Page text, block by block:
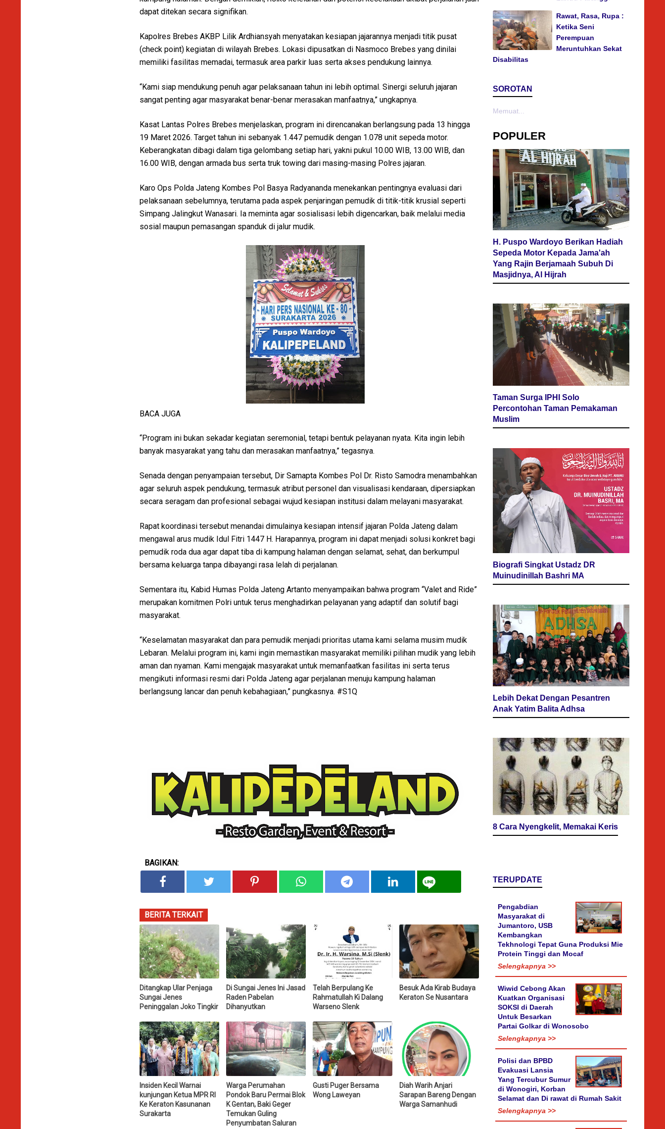
dapat ditekan secara signifikan.
Kapolres Brebes AKBP Lilik Ardhiansyah menyatakan kesiapan jajarannya menjadi titik pusat
(check point) kegiatan di wilayah Brebes. Lokasi dipusatkan di Nasmoco Brebes yang dinilai
memiliki fasilitas memadai, termasuk area parkir luas serta akses pendukung lainnya.
“Kami siap mendukung penuh agar pelaksanaan tahun ini lebih optimal. Sinergi seluruh jajaran
sangat penting agar masyarakat benar-benar merasakan manfaatnya,” ungkapnya.
Kasat Lantas Polres Brebes menjelaskan, program ini direncanakan berlangsung pada 13 hingga
19 Maret 2026. Target tahun ini sebanyak 1.447 pemudik dengan 1.078 unit sepeda motor.
Keberangkatan dibagi dalam tiga gelombang setiap hari, yakni pukul 10.00 WIB, 13.00 WIB, dan
16.00 WIB, dengan armada bus serta truk towing dari masing-masing Polres jajaran.
Karo Ops Polda Jateng Kombes Pol Basya Radyananda menekankan pentingnya evaluasi dari
pelaksanaan sebelumnya, terutama pada aspek penjaringan pemudik di titik-titik krusial seperti
Simpang Jalingkut Wanasari. Ia meminta agar sosialisasi lebih digencarkan, baik melalui media
sosial maupun pemasangan spanduk di jalur mudik.
BACA JUGA
“Program ini bukan sekadar kegiatan seremonial, tetapi bentuk pelayanan nyata. Kita ingin lebih
banyak masyarakat yang tahu dan merasakan manfaatnya,” tegasnya.
Senada dengan penyampaian tersebut, Dir Samapta Kombes Pol Dr. Risto Samodra menambahkan
agar seluruh aspek pendukung, termasuk atribut personel dan visualisasi kendaraan, dipersiapkan
secara seragam dan profesional sebagai wujud kesiapan institusi dalam melayani masyarakat.
Rapat koordinasi tersebut menandai dimulainya kesiapan intensif jajaran Polda Jateng dalam
mengawal arus mudik Idul Fitri 1447 H. Harapannya, program ini dapat menjadi solusi konkret bagi
pemudik roda dua agar dapat tiba di kampung halaman dengan selamat, sehat, dan berkumpul
bersama keluarga tanpa dibayangi rasa lelah di perjalanan.
Sementara itu, Kabid Humas Polda Jateng Artanto menyampaikan bahwa program “Valet and Ride”
merupakan komitmen Polri untuk terus menghadirkan pelayanan yang adaptif dan solutif bagi
masyarakat.
“Keselamatan masyarakat dan para pemudik menjadi prioritas utama kami selama musim mudik
Lebaran. Melalui program ini, kami ingin memastikan masyarakat memiliki pilihan mudik yang lebih
aman dan nyaman. Kami mengajak masyarakat untuk memanfaatkan fasilitas ini serta terus
mengikuti informasi resmi dari Polda Jateng agar perjalanan menuju kampung halaman
berlangsung lancar dan penuh kebahagiaan,” pungkasnya. #S1Q
BAGIKAN:
BERITA TERKAIT
Ditangkap Ular Penjaga
Sungai Jenes
Peninggalan Joko Tingkir
Di Sungai Jenes Ini Jasad
Raden Pabelan
Dihanyutkan
Telah Berpulang Ke
Rahmatullah Ki Dalang
Warseno Slenk
Besuk Ada Kirab Budaya
Keraton Se Nusantara
Insiden Kecil Warnai
kunjungan Ketua MPR RI
Ke Keraton Kasunanan
Surakarta
Warga Perumahan
Pondok Baru Permai Blok
K Gentan, Baki Geger
Temukan Guling
Penyumbatan Saluran
Gusti Puger Bersama
Wong Laweyan
Diah Warih Anjari
Sarapan Bareng Dengan
Warga Samanhudi
Rawat, Rasa, Rupa :
Ketika Seni
Perempuan
Meruntuhkan Sekat
Disabilitas
SOROTAN
Memuat...
POPULER
H. Puspo Wardoyo Berikan Hadiah
Sepeda Motor Kepada Jama'ah
Yang Rajin Berjamaah Subuh Di
Masjidnya, Al Hijrah
Taman Surga IPHI Solo
Percontohan Taman Pemakaman
Muslim
Biografi Singkat Ustadz DR
Muinudinillah Bashri MA
Lebih Dekat Dengan Pesantren
Anak Yatim Balita Adhsa
8 Cara Nyengkelit, Memakai Keris
TERUPDATE
Pengabdian
Masyarakat di
Jumantoro, USB
Kembangkan
Tekhnologi Tepat Guna Produksi Mie
Protein Tinggi dan Mocaf
Selengkapnya >>
Wiwid Cebong Akan
Kuatkan Organisasi
SOKSI di Daerah
Untuk Besarkan
Partai Golkar di Wonosobo
Selengkapnya >>
Polisi dan BPBD
Evakuasi Lansia
Yang Tercubur Sumur
di Wonogiri, Korban
Selamat dan Di rawat di Rumah Sakit
Selengkapnya >>